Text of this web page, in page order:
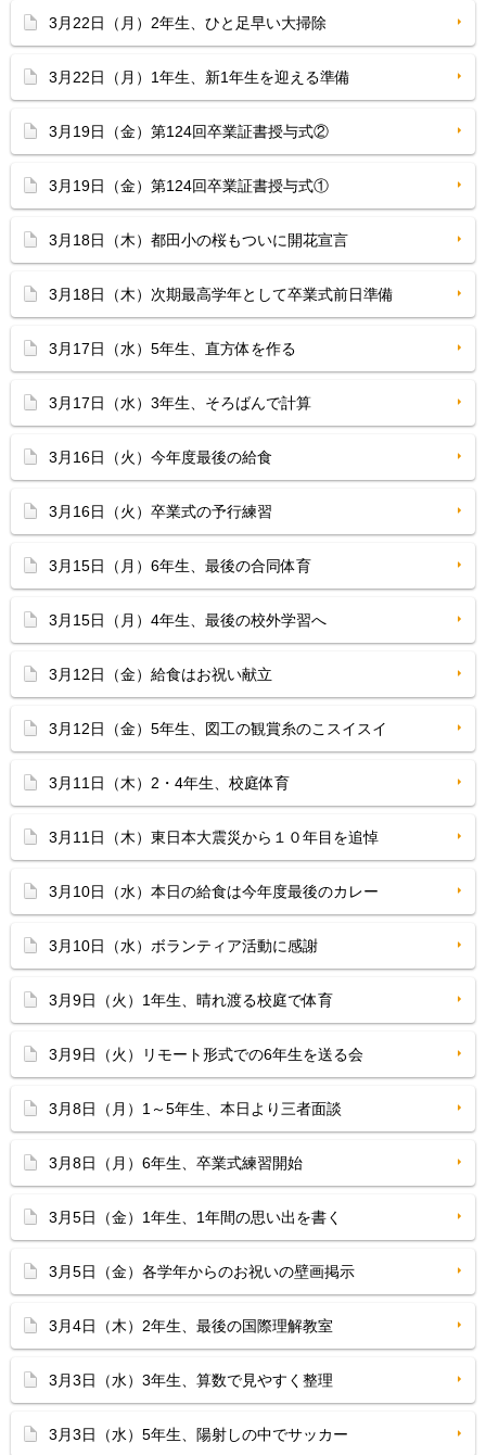
3月22日（月）2年生、ひと足早い大掃除
3月22日（月）1年生、新1年生を迎える準備
3月19日（金）第124回卒業証書授与式②
3月19日（金）第124回卒業証書授与式①
3月18日（木）都田小の桜もついに開花宣言
3月18日（木）次期最高学年として卒業式前日準備
3月17日（水）5年生、直方体を作る
3月17日（水）3年生、そろばんで計算
3月16日（火）今年度最後の給食
3月16日（火）卒業式の予行練習
3月15日（月）6年生、最後の合同体育
3月15日（月）4年生、最後の校外学習へ
3月12日（金）給食はお祝い献立
3月12日（金）5年生、図工の観賞糸のこスイスイ
3月11日（木）2・4年生、校庭体育
3月11日（木）東日本大震災から１０年目を追悼
3月10日（水）本日の給食は今年度最後のカレー
3月10日（水）ボランティア活動に感謝
3月9日（火）1年生、晴れ渡る校庭で体育
3月9日（火）リモート形式での6年生を送る会
3月8日（月）1～5年生、本日より三者面談
3月8日（月）6年生、卒業式練習開始
3月5日（金）1年生、1年間の思い出を書く
3月5日（金）各学年からのお祝いの壁画掲示
3月4日（木）2年生、最後の国際理解教室
3月3日（水）3年生、算数で見やすく整理
3月3日（水）5年生、陽射しの中でサッカー